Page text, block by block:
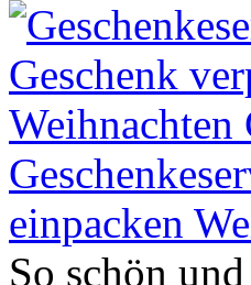
einpacken
So schön